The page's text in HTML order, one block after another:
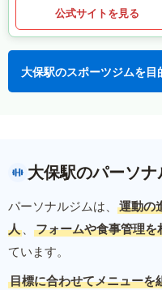
公式サイトを見る
大保駅のスポーツジムを目
大保駅のパーソ
パーソナルジムは、
運動の
人 、 フォームや食事管理
ています。
目標に合わせてメニューを